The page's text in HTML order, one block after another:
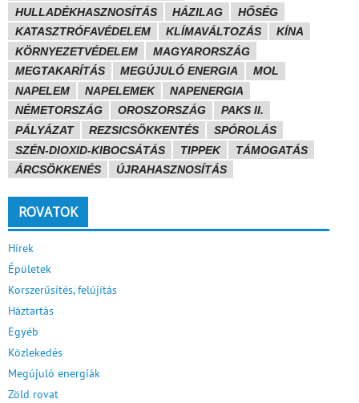
HULLADÉKHASZNOSÍTÁS
HÁZILAG
HŐSÉG
KATASZTRÓFAVÉDELEM
KLÍMAVÁLTOZÁS
KÍNA
KÖRNYEZETVÉDELEM
MAGYARORSZÁG
MEGTAKARÍTÁS
MEGÚJULÓ ENERGIA
MOL
NAPELEM
NAPELEMEK
NAPENERGIA
NÉMETORSZÁG
OROSZORSZÁG
PAKS II.
PÁLYÁZAT
REZSICSÖKKENTÉS
SPÓROLÁS
SZÉN-DIOXID-KIBOCSÁTÁS
TIPPEK
TÁMOGATÁS
ÁRCSÖKKENÉS
ÚJRAHASZNOSÍTÁS
ROVATOK
Hírek
Épületek
Korszerűsítés, felújítás
Háztartás
Egyéb
Közlekedés
Megújuló energiák
Zöld rovat